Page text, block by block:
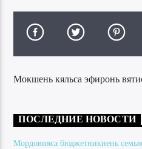
Мокшень кяльса эфиронь
ПОСЛЕДНИЕ НОВОСТИ
Мордовияса бюджетникнень